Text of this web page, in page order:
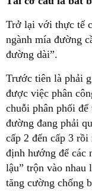
Trở lại với thực tế
ngành mía đường
đường dài”.
Trước tiên là phải
được việc phân
chuỗi phân phối
đường đang phải
cấp 2 đến cấp 3
định hướng để các
lậu” trộn vào
tăng cường chống